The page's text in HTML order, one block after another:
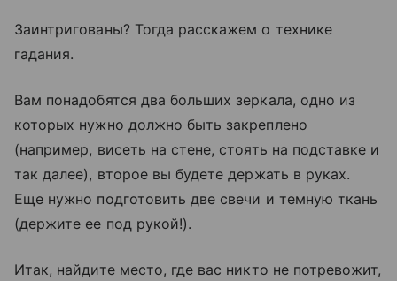
Заинтригованы? Тогда расскажем о технике
гадания.
Вам понадобятся два больших зеркала, одно из
которых нужно должно быть закреплено
(например, висеть на стене, стоять на подставке и
так далее), второе вы будете держать в руках.
Еще нужно подготовить две свечи и темную ткань
(держите ее под рукой!).
Итак, найдите место, где вас никто не потревожит,